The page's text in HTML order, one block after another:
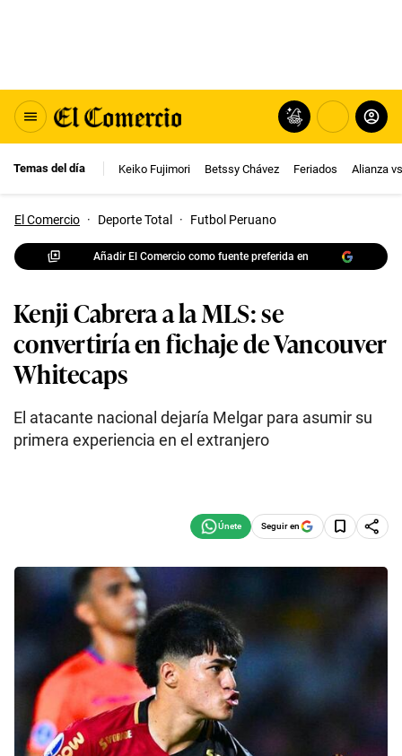
Temas del día Keiko Fujimori Betssy Chávez Feriados Alianza
El Comercio · Deporte Total · Futbol Peruano
Añadir El Comercio como fuente preferida en
Kenji Cabrera a la MLS: se
convertiría en fichaje de Vancouver
Whitecaps
El atacante nacional dejaría Melgar para asumir su
primera experiencia en el extranjero
Seguir en